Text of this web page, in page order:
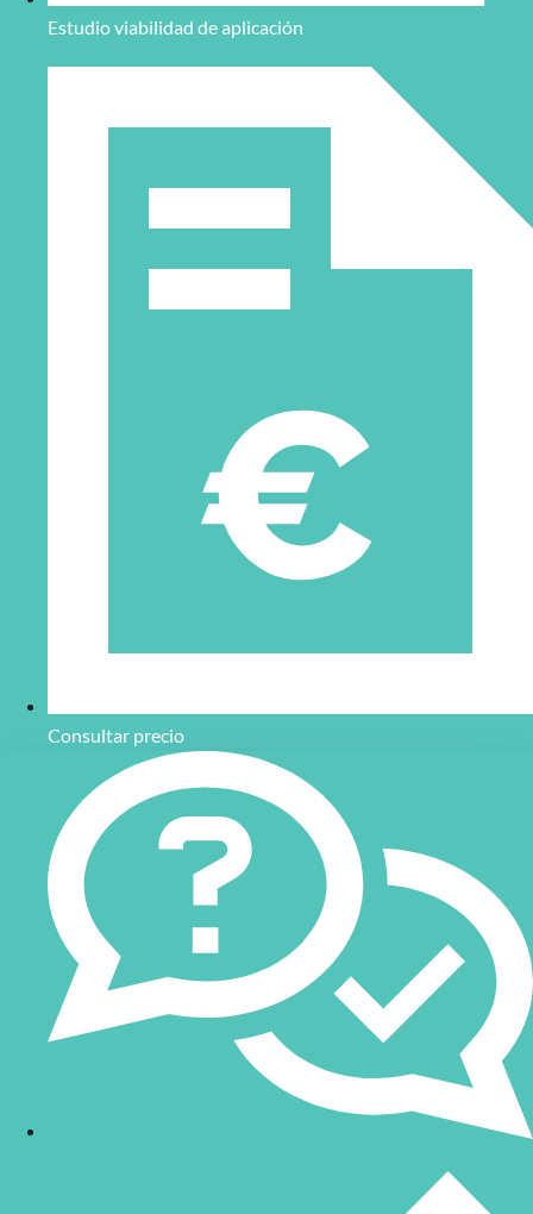
Estudio viabilidad de aplicación
Consultar precio